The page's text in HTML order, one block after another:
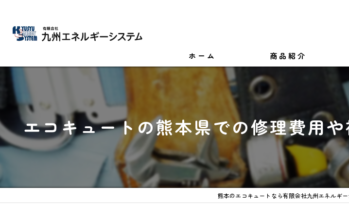
ホーム 商品紹介
エコキュートの熊本県での修理費用
熊本のエコキュートなら有限会社九州エネルギ